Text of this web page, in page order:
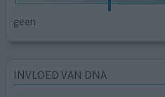
geen
INVLOED VAN DNA